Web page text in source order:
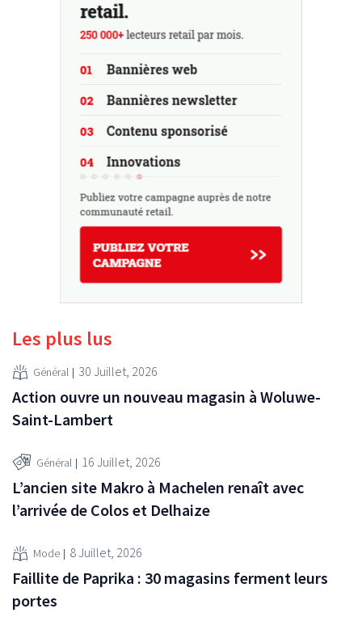
Les plus lus
Général 30 Juillet, 2026
Action ouvre un nouveau magasin à Woluwe-
Saint-Lambert
Général 16 Juillet, 2026
L’ancien site Makro à Machelen renaît avec
l’arrivée de Colos et Delhaize
Mode 8 Juillet, 2026
Faillite de Paprika : 30 magasins ferment leurs
portes